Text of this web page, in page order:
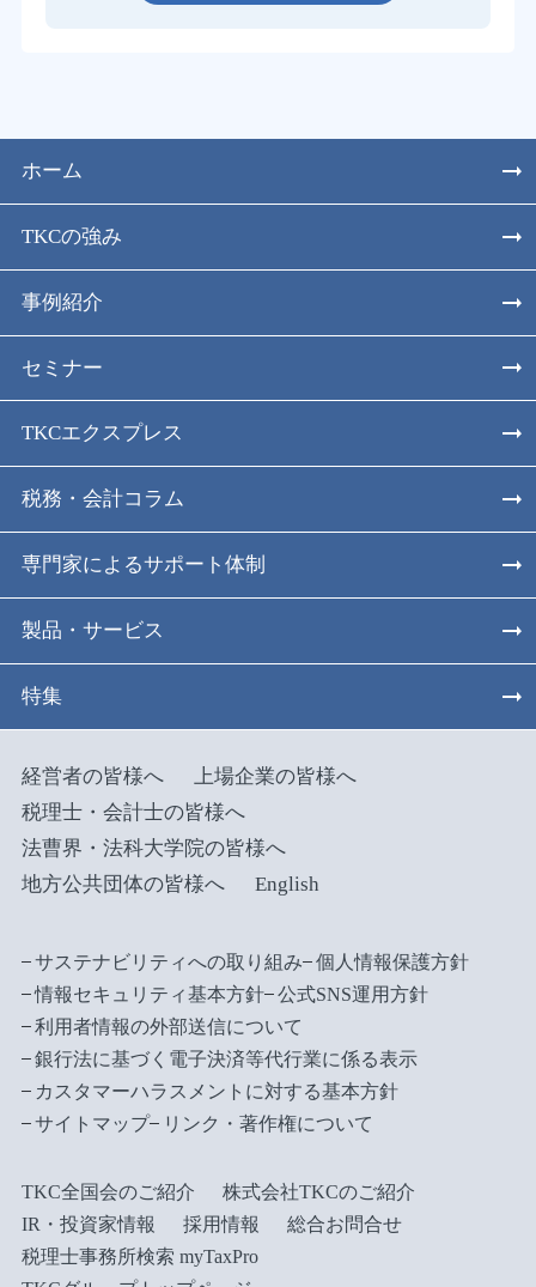
ホーム
TKCの強み
事例紹介
セミナー
TKCエクスプレス
税務・会計コラム
専門家によるサポート体制
製品・サービス
特集
経営者の皆様へ
上場企業の皆様へ
税理士・会計士の皆様へ
法曹界・法科大学院の皆様へ
地方公共団体の皆様へ
English
サステナビリティへの取り組み
個人情報保護方針
情報セキュリティ基本方針
公式SNS運用方針
利用者情報の外部送信について
銀行法に基づく電子決済等代行業に係る表示
カスタマーハラスメントに対する基本方針
サイトマップ
リンク・著作権について
TKC全国会のご紹介
株式会社TKCのご紹介
IR・投資家情報
採用情報
総合お問合せ
税理士事務所検索 myTaxPro